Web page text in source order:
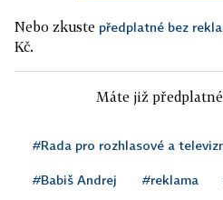
Nebo zkuste předplatné bez
Kč.
Máte již
#Rada pro rozhlasové a
#Babiš Andrej #reklama